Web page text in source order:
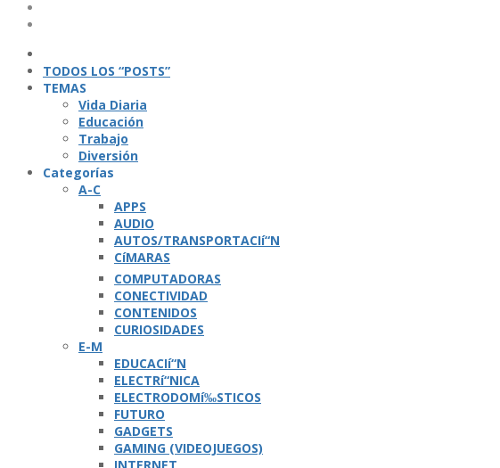
TODOS LOS “POSTS”
TEMAS
Vida Diaria
Educación
Trabajo
Diversión
Categorí­as
A-C
APPS
AUDIO
AUTOS/TRANSPORTACIí“N
CíMARAS
COMPUTADORAS
CONECTIVIDAD
CONTENIDOS
CURIOSIDADES
E-M
EDUCACIí“N
ELECTRí“NICA
ELECTRODOMí‰STICOS
FUTURO
GADGETS
GAMING (VIDEOJUEGOS)